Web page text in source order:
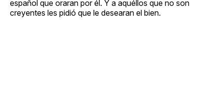
español que oraran por él. Y a aquéllos que no son
creyentes les pidió que le desearan el bien.